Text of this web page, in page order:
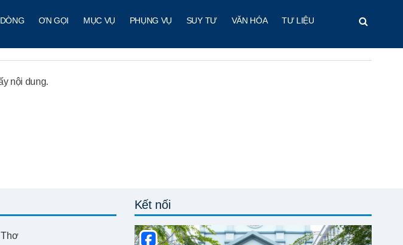
ƠN GỌI MỤC VỤ PHỤNG VỤ SUY TƯ VĂN HÓA TƯ LIỆU
nội dung.
Thơ
Kết nối